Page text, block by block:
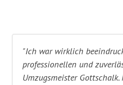
"Ich war wirklich
professionellen und
Umzugsmeister Gottschalk.